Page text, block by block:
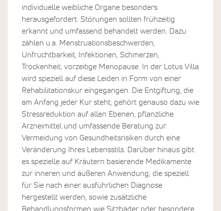
individuelle weibliche Organe besonders
herausgefordert. Störungen sollten frühzeitig
erkannt und umfassend behandelt werden. Dazu
zählen u.a. Menstruationsbeschwerden,
Unfruchtbarkeit, Infektionen, Schmerzen,
Trockenheit, vorzeitige Menopause. In der Lotus Villa
wird speziell auf diese Leiden in Form von einer
Rehabilitationskur eingegangen. Die Entgiftung, die
am Anfang jeder Kur steht, gehört genauso dazu wie
Stressreduktion auf allen Ebenen, pflanzliche
Arzneimittel und umfassende Beratung zur
Vermeidung von Gesundheitsrisiken durch eine
Veränderung Ihres Lebensstils. Darüber hinaus gibt
es spezielle auf Kräutern basierende Medikamente
zur inneren und äußeren Anwendung, die speziell
für Sie nach einer ausführlichen Diagnose
hergestellt werden, sowie zusätzliche
Behandlungsformen wie Sitzbäder oder besondere